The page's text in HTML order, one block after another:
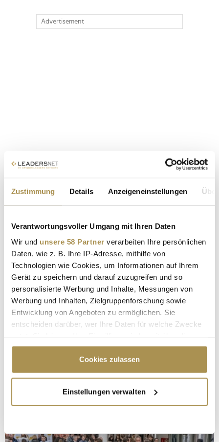
Zustimmung Details Anzeigeneinstellungen
Verantwortungsvoller Umgang mit Ihren Daten
Wir und unsere 58 Partner verarbeiten Ihre persönlichen
Daten, wie z. B. Ihre IP-Adresse, mithilfe von
Technologien wie Cookies, um Informationen auf Ihrem
Gerät zu speichern und darauf zuzugreifen und so
personalisierte Werbung und Inhalte, Messungen von
Werbung und Inhalten, Zielgruppenforschung sowie
Entwicklung von Angeboten zu ermöglichen. Sie
entscheiden darüber, wer Ihre Daten für welche Zwecke
Cookie-Erklärung oder durch Klicken auf das Privacy
Trigger Symbol ändern oder widerrufen
Informationen über Ihre geografische Lage
erfassen, welche bis auf einige Meter genau sein
Cookies zulassen
Einstellungen verwalten
Advertisement